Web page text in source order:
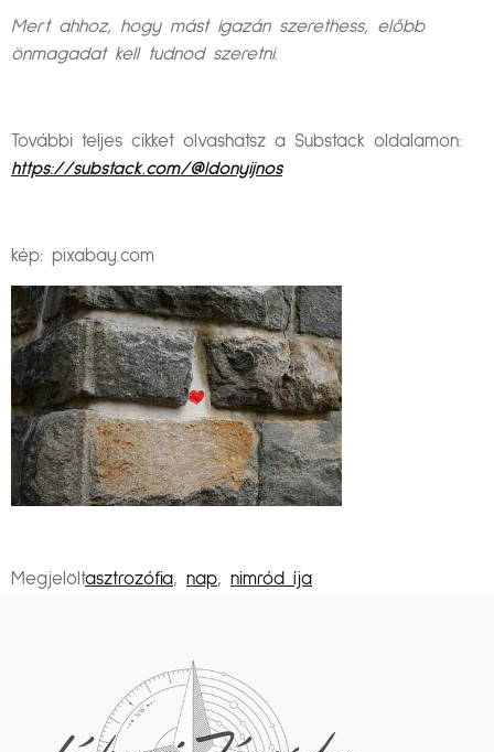
Mert ahhoz, hogy mást igazán szerethess, előbb
önmagadat kell tudnod szeretni.
További teljes cikket olvashatsz a Substack oldalamon:
https://substack.com/@ldonyijnos
kép: pixabay.com
Megjelöltasztrozófia, nap, nimród íja